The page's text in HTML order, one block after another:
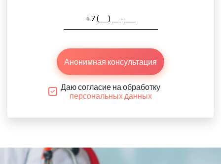
Анонимная консультация
Даю согласие на обработку
персональных данных